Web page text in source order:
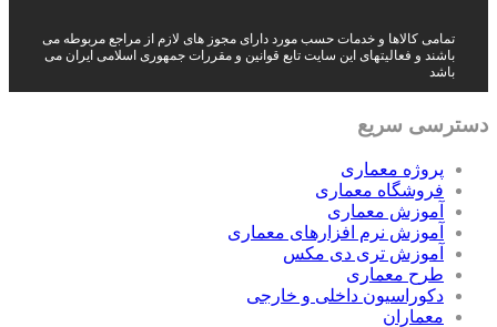
تمامی کالاها و خدمات حسب مورد دارای مجوز های لازم از مراجع مربوطه می
باشند و فعالیتهای این سایت تابع قوانین و مقررات جمهوری اسلامی ایران می
باشد
دسترسی سریع
پروژه معماری
فروشگاه معماری
آموزش معماری
آموزش نرم افزارهای معماری
آموزش تری دی مکس
طرح معماری
دکوراسیون داخلی و خارجی
معماران